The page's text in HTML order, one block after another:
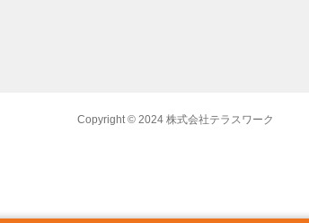
Copyright © 2024 株式会社テラスワーク